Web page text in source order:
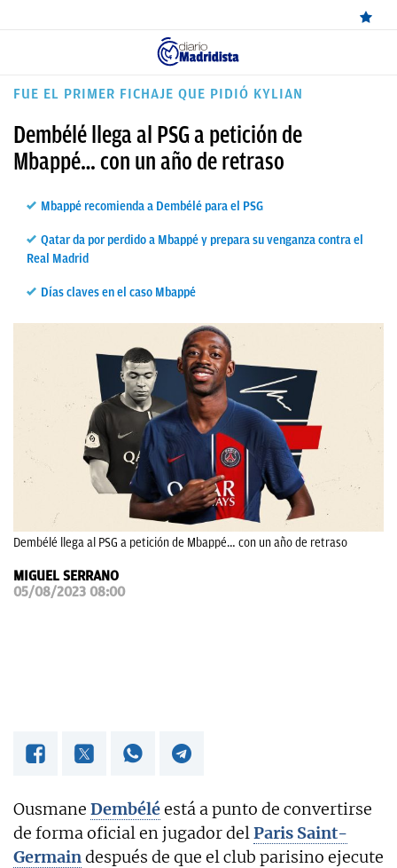
ÚLTIMAS
REAL
CANTERA
FICHAJES
DIRECTO
OKDIARIO
FUE EL PRIMER FICHAJE QUE PIDIÓ KYLIAN
Dembélé llega al PSG a petición de
Mbappé… con un año de retraso
Mbappé recomienda a Dembélé para el PSG
Qatar da por perdido a Mbappé y prepara su venganza contra el
Real Madrid
Días claves en el caso Mbappé
Dembélé llega al PSG a petición de Mbappé… con un año de retraso
MIGUEL SERRANO
05/08/2023 08:00
Ousmane Dembéléestá a punto de convertirse
de forma oficial en jugador delParis Saint-
Germaindespués de que el club parisino ejecute